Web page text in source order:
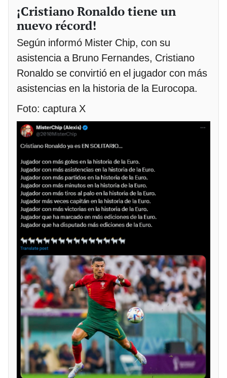
¡Cristiano Ronaldo tiene un
nuevo récord!
Según informó Mister Chip, con su
asistencia a Bruno Fernandes, Cristiano
Ronaldo se convirtió en el jugador con más
asistencias en la historia de la Eurocopa.
Foto: captura X